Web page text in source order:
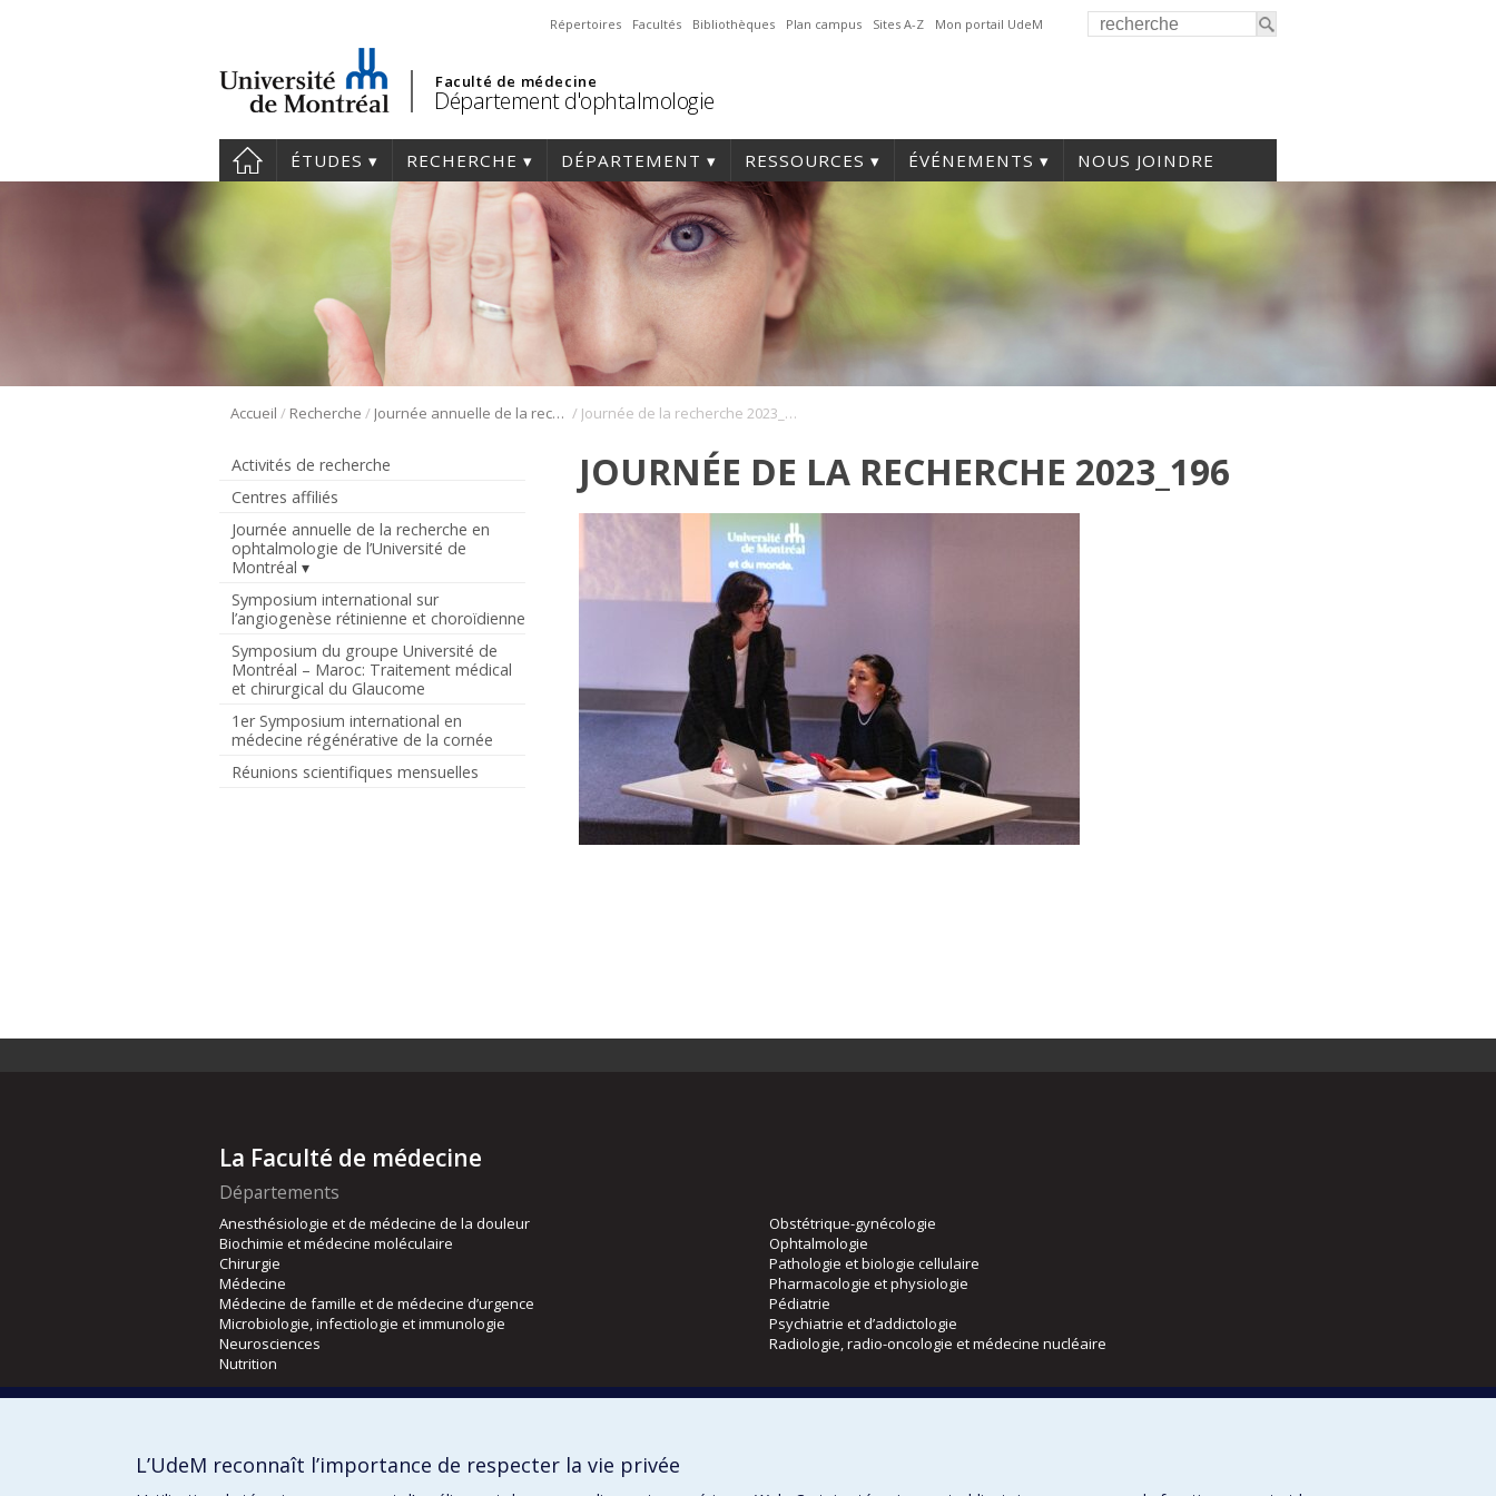
Répertoires Facultés Bibliothèques Plan campus Sites A-Z Mon portail UdeM
Faculté de médecine
Département d'ophtalmologie
ÉTUDES RECHERCHE DÉPARTEMENT RESSOURCES ÉVÉNEMENTS NOUS JOINDRE
Accueil / Recherche / Journée annuelle de la recherche en ophtalmologie de l’Université de Montréal / Journée de la recherche 2023_196
Activités de recherche
Centres affiliés
Journée annuelle de la recherche en
ophtalmologie de l’Université de
Montréal
Symposium international sur
l’angiogenèse rétinienne et choroïdienne
Symposium du groupe Université de
Montréal – Maroc: Traitement médical
et chirurgical du Glaucome
1er Symposium international en
médecine régénérative de la cornée
Réunions scientifiques mensuelles
JOURNÉE DE LA RECHERCHE 2023_196
La Faculté de médecine
Départements
Anesthésiologie et de médecine de la douleur
Biochimie et médecine moléculaire
Chirurgie
Médecine
Médecine de famille et de médecine d’urgence
Microbiologie, infectiologie et immunologie
Neurosciences
Nutrition
Obstétrique-gynécologie
Ophtalmologie
Pathologie et biologie cellulaire
Pharmacologie et physiologie
Pédiatrie
Psychiatrie et d’addictologie
Radiologie, radio-oncologie et médecine nucléaire
Orthophonie et audiologie
L’UdeM reconnaît l’importance de respecter la vie privée